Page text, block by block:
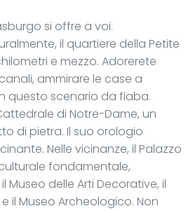
si offre a voi.
il quartiere della Petite
e mezzo. Adorerete
ammirare le case a
questo scenario da fiaba.
di Notre-Dame, un
di pietra. Il suo orologio
Nelle vicinanze, il Palazzo
fondamentale,
Museo delle Arti Decorative, il
il Museo Archeologico. Non